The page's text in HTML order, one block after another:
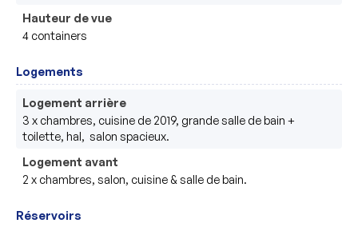
Hauteur de vue
4 containers
Logements
Logement arrière
3 x chambres, cuisine de 2019, grande salle de bain +
toilette, hal,  salon spacieux.
Logement avant
2 x chambres, salon, cuisine & salle de bain.
Réservoirs